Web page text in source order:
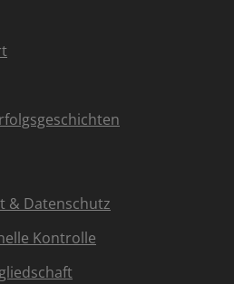
& Datenschutz
Kontrolle